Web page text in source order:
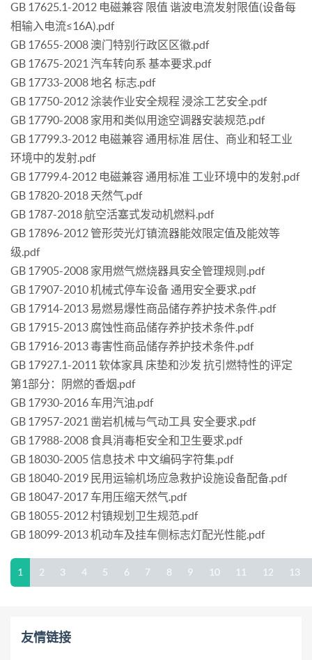
GB 17625.1-2012 电磁兼容 限值 谐波电流发射限值(设备每
相输入电流≤16A).pdf
GB 17655-2008 澳门特别行政区区徽.pdf
GB 17675-2021 汽车转向系 基本要求.pdf
GB 17733-2008 地名 标志.pdf
GB 17750-2012 涂装作业安全规程 浸涂工艺安全.pdf
GB 17790-2008 家用和类似用途空调器安装规范.pdf
GB 17799.3-2012 电磁兼容 通用标准 居住、商业和轻工业
环境中的发射.pdf
GB 17799.4-2012 电磁兼容 通用标准 工业环境中的发射.pdf
GB 17820-2018 天然气.pdf
GB 1787-2018 航空活塞式发动机燃料.pdf
GB 17896-2012 管形荧光灯镇流器能效限定值及能效等
级.pdf
GB 17905-2008 家用燃气燃烧器具安全管理规则.pdf
GB 17907-2010 机械式停车设备 通用安全要求.pdf
GB 17914-2013 易燃易爆性商品储存养护技术条件.pdf
GB 17915-2013 腐蚀性商品储存养护技术条件.pdf
GB 17916-2013 毒害性商品储存养护技术条件.pdf
GB 17927.1-2011 软体家具 床垫和沙发 抗引燃特性的评定
第1部分：阴燃的香烟.pdf
GB 17930-2016 车用汽油.pdf
GB 17957-2021 凿岩机械与气动工具 安全要求.pdf
GB 17988-2008 食具消毒柜安全和卫生要求.pdf
GB 18030-2005 信息技术 中文编码字符集.pdf
GB 18040-2019 民用运输机场应急救护设施设备配备.pdf
GB 18047-2017 车用压缩天然气.pdf
GB 18055-2012 村镇规划卫生规范.pdf
GB 18099-2013 机动车及挂车侧标志灯配光性能.pdf
1 2 3 4 5 6 7 8 9 10 11 12 13
友情链接